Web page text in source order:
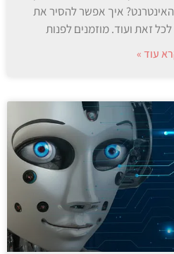
איך אפשר להסיר את
זאת ועוד. מוזמנים לפנות
עוד »